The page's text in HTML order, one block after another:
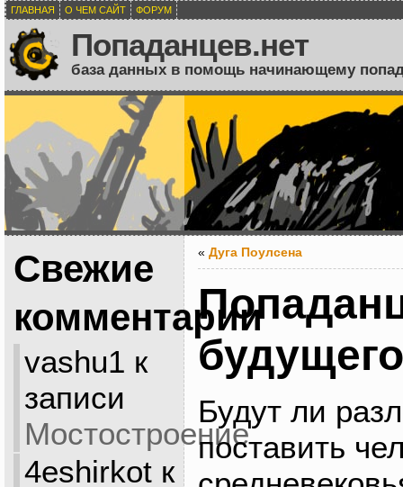
ГЛАВНАЯ О ЧЕМ САЙТ ФОРУМ
Попаданцев.нет
база данных в помощь начинающему
Свежие
комментарии
vashu1 к
записи
Мостостроение
4eshirkotк
« Дуга Поулсена
Будут ли
поставить